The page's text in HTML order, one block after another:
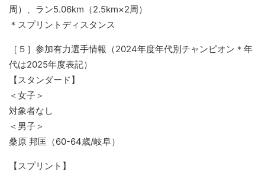
周）、ラン5.06km（2.5km×2周）
＊スプリントディスタンス
［５］参加有力選手情報（2024年度年代別チャンピオン＊年
代は2025年度表記）
【スタンダード】
＜女子＞
対象者なし
＜男子＞
桑原 邦匡（60-64歳/岐阜）
【スプリント】